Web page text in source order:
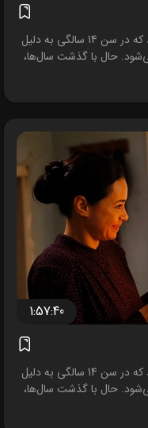
داستان تلخ زنی به نام مریم را روایت می‌کند که در سن 14 سالگی به دلیل
حال با گذشت سال‌ها،
1:57:40
داستان تلخ زنی به نام مریم را روایت می‌کند که در سن 14 سالگی به دلیل
حال با گذشت سال‌ها،